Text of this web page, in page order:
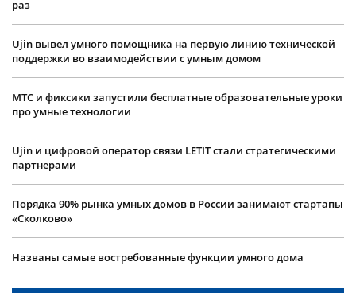
раз
Ujin вывел умного помощника на первую линию технической
поддержки во взаимодействии с умным домом
МТС и фиксики запустили бесплатные образовательные уроки
про умные технологии
Ujin и цифровой оператор связи LETIT стали стратегическими
партнерами
Порядка 90% рынка умных домов в России занимают стартапы
«Сколково»
Названы самые востребованные функции умного дома